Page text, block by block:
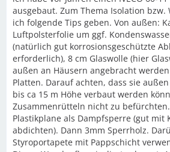
ausgebaut. Zum Thema Isolation bzw.
ich folgende Tips geben. Von außen:
Luftpolsterfolie um ggf.
(natürlich gut korrosionsgeschützte
erforderlich), 8 cm Glaswolle (hier
außen an Häusern angebracht
Platten. Darauf achten, dass sie
bis ca 15 m Höhe verbaut werden
Zusammenrütteln nicht zu
Plastikplane als Dampfsperre (gut mit
abdichten). Dann 3mm Sperrholz.
Styroportapete mit Pappschicht